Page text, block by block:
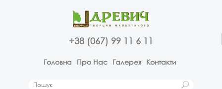
+38 (067) 99 11 6 11
Головна Про Нас Галерея Контакти